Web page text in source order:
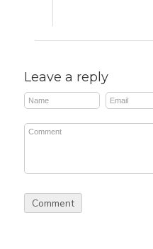
Leave a reply